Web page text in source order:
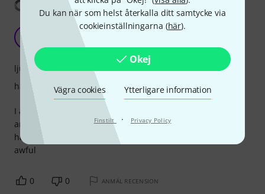
Du kan när som helst återkalla ditt samtycke via
cookieinställningarna (här).
Okej
Vägra cookies Ytterligare information
Finstilt · Privacy Policy
Visa översättning
Will break straight away
I always used the same gauge, but from a different brand,
and I never broke a string in two minutes of use. This
happened to me twice in a row with these strings. Truly
awful
ljud
hantverkskvalitet
0 0 ANMÄL RECENSION